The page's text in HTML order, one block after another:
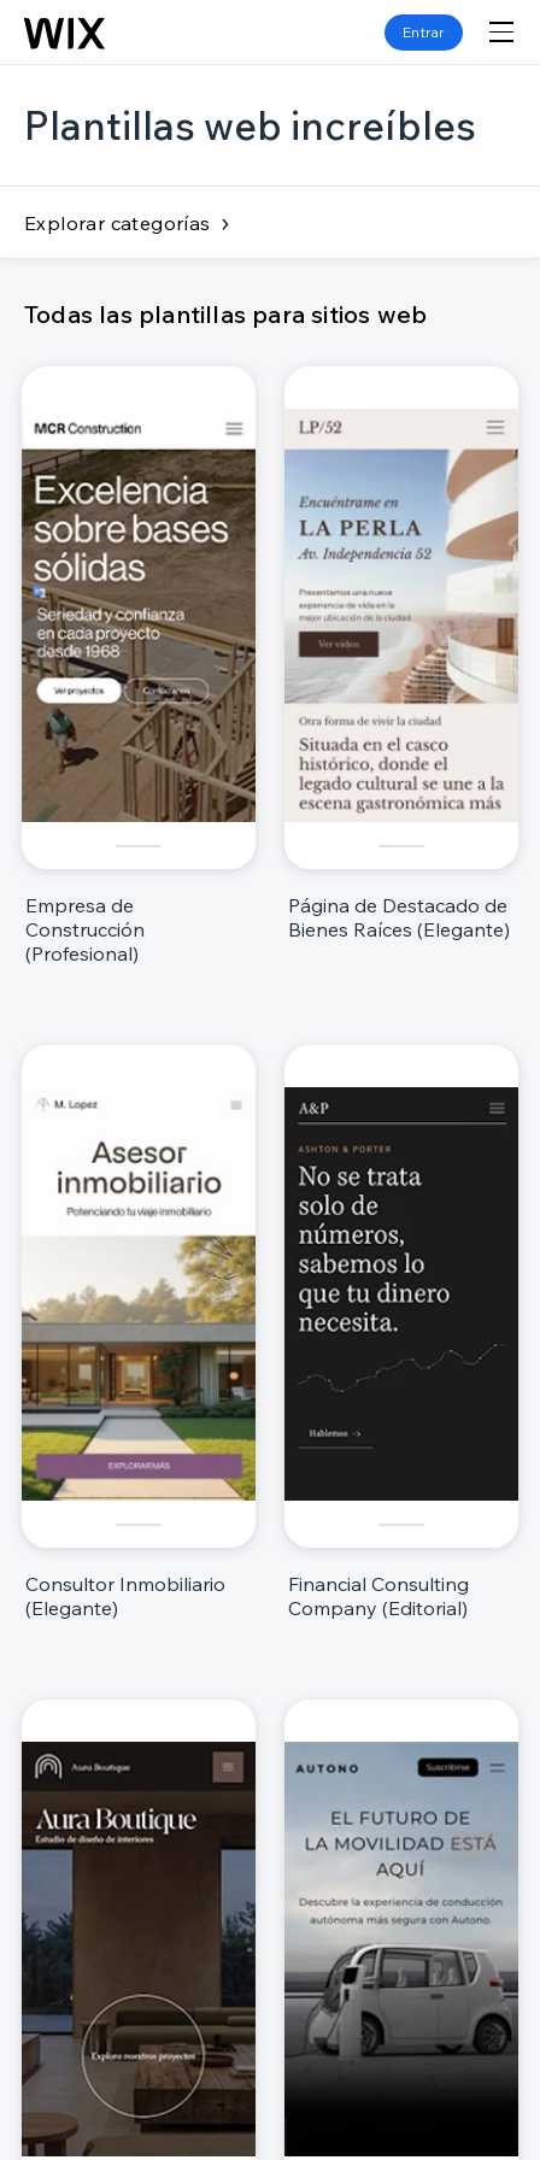
Entrar
Plantillas web increíbles
Explorar categorías
Todas las plantillas para sitios web
Empresa de
Construcción
(Profesional)
Página de Destacado de
Bienes Raíces (Elegante)
Consultor Inmobiliario
(Elegante)
Financial Consulting
Company (Editorial)